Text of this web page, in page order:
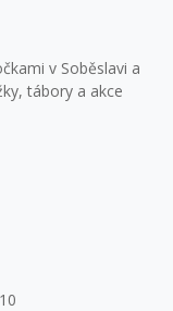
v Soběslavi a
tábory a akce